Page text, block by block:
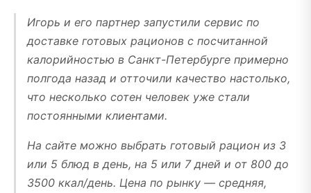
Игорь и его партнер запустили сервис по
доставке готовых рационов с посчитанной
калорийностью в Санкт-Петербурге примерно
полгода назад и отточили качество настолько,
что несколько сотен человек уже стали
постоянными клиентами.
На сайте можно выбрать готовый рацион из 3
или 5 блюд в день, на 5 или 7 дней и от 800 до
3500 ккал/день. Цена по рынку — средняя,